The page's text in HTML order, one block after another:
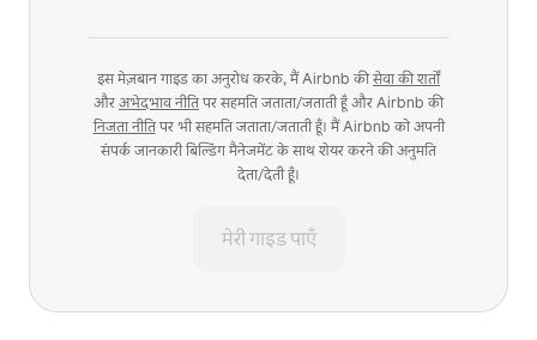
इस मेज़बान गाइड का अनुरोध करके, मैं Airbnb कीसेवा की शर्तों
औरअभेदभाव नीतिपर सहमति जताता/जताती हूँ और Airbnb की
निजता नीतिपर भी सहमति जताता/जताती हूँ। मैं Airbnb को अपनी
संपर्क जानकारी बिल्डिंग मैनेजमेंट के साथ शेयर करने की अनुमति
देता/देती हूँ।
मेरी गाइड पाएँ